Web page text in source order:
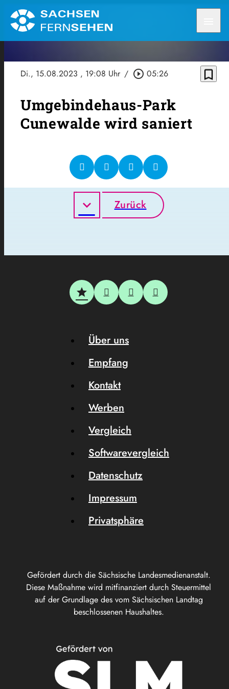
Di., 15.08.2023 , 19:08 Uhr / play_circle_outline 05:26 bookmark_border
Umgebindehaus-Park
Cunewalde wird saniert
Zurück
Gefördert durch die Sächsische Landesmedienanstalt.
Diese Maßnahme wird mitfinanziert durch Steuermittel
auf der Grundlage des vom Sächsischen Landtag
beschlossenen Haushaltes.
Über uns
Empfang
Kontakt
Werben
Vergleich
Softwarevergleich
Datenschutz
Impressum
Privatsphäre